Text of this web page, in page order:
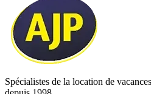
Spécialistes de la location de